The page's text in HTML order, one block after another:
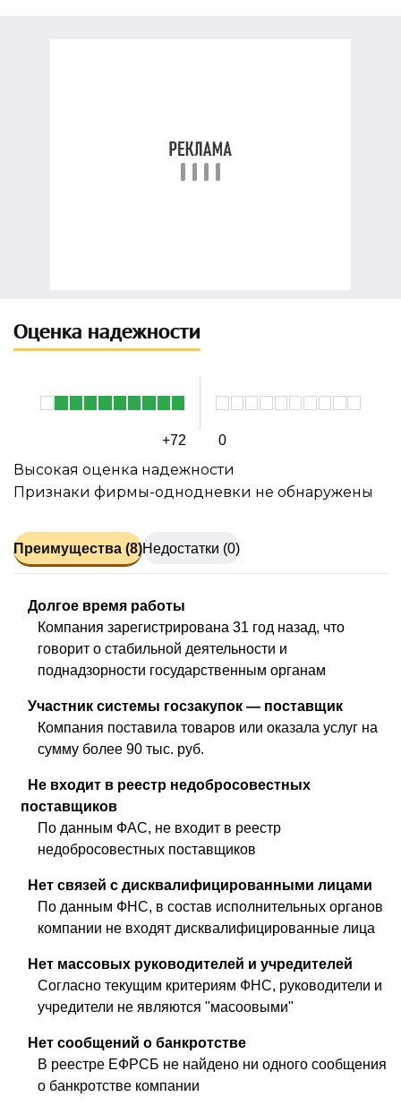
Оценка надежности
+72 0
Высокая оценка надежности
Признаки фирмы-однодневки не обнаружены
Преимущества (8)Недостатки (0)
Долгое время работы
Компания зарегистрирована 31 год назад, что
говорит о стабильной деятельности и
поднадзорности государственным органам
Участник системы госзакупок — поставщик
Компания поставила товаров или оказала услуг на
сумму более 90 тыс. руб.
Не входит в реестр недобросовестных
поставщиков
По данным ФАС, не входит в реестр
недобросовестных поставщиков
Нет связей с дисквалифицированными лицами
По данным ФНС, в состав исполнительных органов
компании не входят дисквалифицированные лица
Нет массовых руководителей и учредителей
Согласно текущим критериям ФНС, руководители и
учредители не являются "масоовыми"
Нет сообщений о банкротстве
В реестре ЕФРСБ не найдено ни одного сообщения
о банкротстве компании